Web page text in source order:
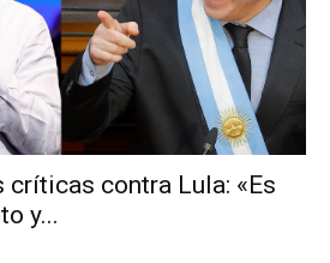
contra Lula: «Es
y...